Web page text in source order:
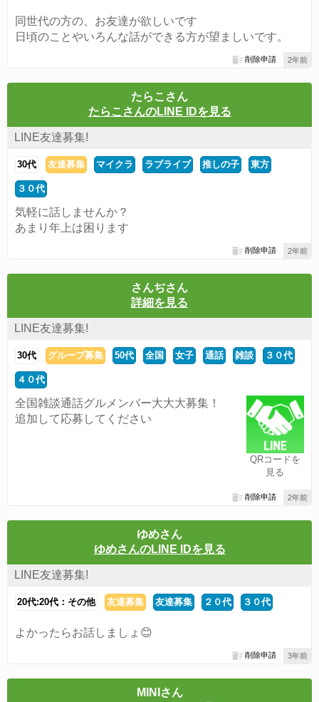
同世代の方の、お友達が欲しいです
日頃のことやいろんな話ができる方が望ましいです。
2年前
削除申請
たらこさん
たらこさんのLINE IDを見る
LINE友達募集!
30代 友達募集 マイクラ ラブライブ 推しの子 東方
３０代
気軽に話しませんか？
あまり年上は困ります
2年前
削除申請
さんぢさん
詳細を見る
LINE友達募集!
30代 グループ募集 50代 全国 女子 通話 雑談 ３０代
４０代
QRコードを
見る
全国雑談通話グルメンバー大大大募集！
追加して応募してください
2年前
削除申請
ゆめさん
ゆめさんのLINE IDを見る
LINE友達募集!
20代:20代：その他 友達募集 友達募集 ２０代 ３０代
よかったらお話しましょ😊
3年前
削除申請
MINIさん